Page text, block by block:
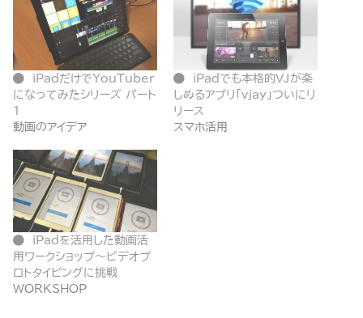
iPadだけでYouTuber
になってみたシリーズ パート
1
動画のアイデア
iPadでも本格的VJが楽
しめるアプリ「vjay」ついにリ
リース
スマホ活用
iPadを活用した動画活
用ワークショップ〜ビデオプ
ロトタイピングに挑戦
WORKSHOP